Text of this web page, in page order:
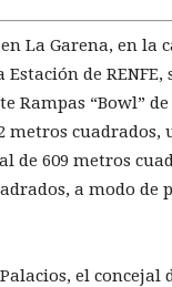
La Garena, en la
de RENFE,
Rampas “Bowl”
metros cuadrados,
609 metros
a modo de
el concejal